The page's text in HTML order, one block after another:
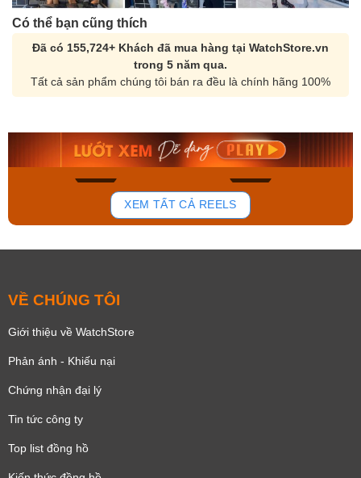
Có thể bạn cũng thích
Đã có 155,724+ Khách đã mua hàng tại WatchStore.vn
trong 5 năm qua.
Tất cả sản phẩm chúng tôi bán ra đều là chính hãng 100%
164
Orient Nam RA-
Mua ngay
Casio Nam MTS-
Mua ngay
XEM TẤT CẢ REELS
VỀ CHÚNG TÔI
Giới thiệu về WatchStore
Phản ánh - Khiếu nại
Chứng nhận đại lý
Tin tức công ty
Top list đồng hồ